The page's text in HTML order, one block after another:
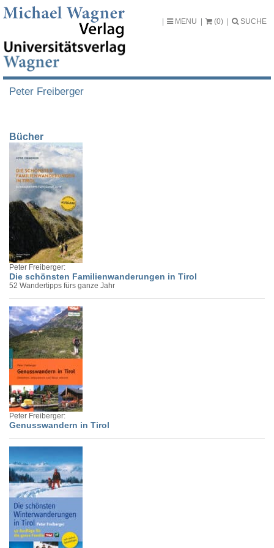
MENU (0) SUCHE
Peter Freiberger
Bücher
Peter Freiberger:
Die schönsten Familienwanderungen in Tirol
52 Wandertipps fürs ganze Jahr
Peter Freiberger:
Genusswandern in Tirol